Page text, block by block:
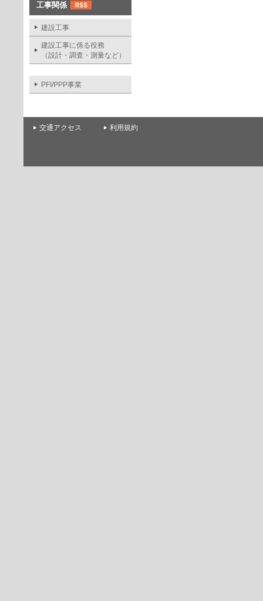
工事関係
建設工事
建設工事に係る役務
（設計・調査・測量など）
PFI/PPP事業
交通アクセス 利用規約